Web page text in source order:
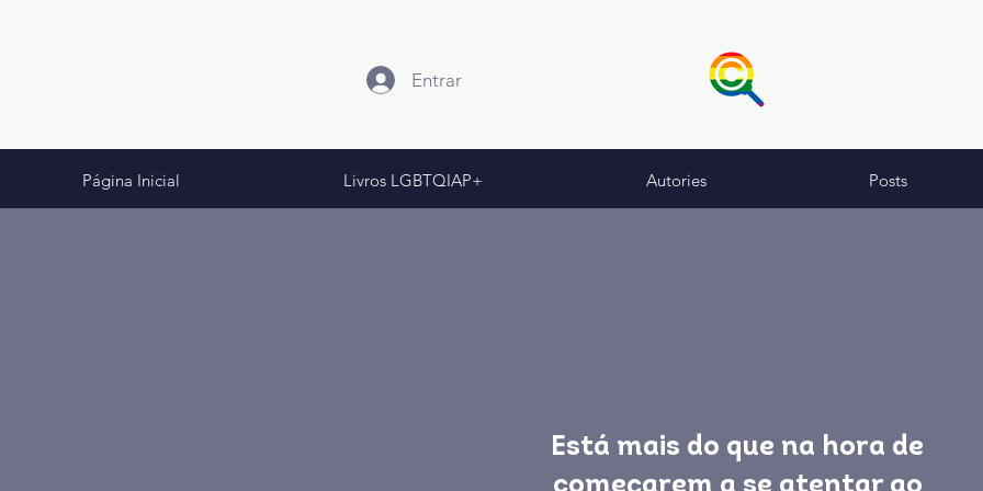
Entrar
Página Inicial Livros LGBTQIAP+ Autories Posts
Está mais do que na hora de